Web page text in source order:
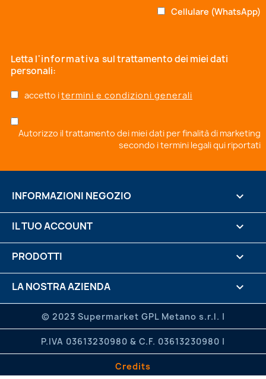
Cellulare (WhatsApp)
Letta l'informativa sul trattamento dei miei dati
personali:
accetto itermini e condizioni generali
Autorizzo il trattamento dei miei dati per finalità di marketing
secondo itermini legali qui riportati
PRODOTTI 
LA NOSTRA AZIENDA 
.
© 2023 Supermarket GPL Metano s.r.l. |
P.IVA 03613230980 & C.F. 03613230980 |
Credits
IL TUO ACCOUNT 
INFORMAZIONI NEGOZIO keyboard_arrow_down